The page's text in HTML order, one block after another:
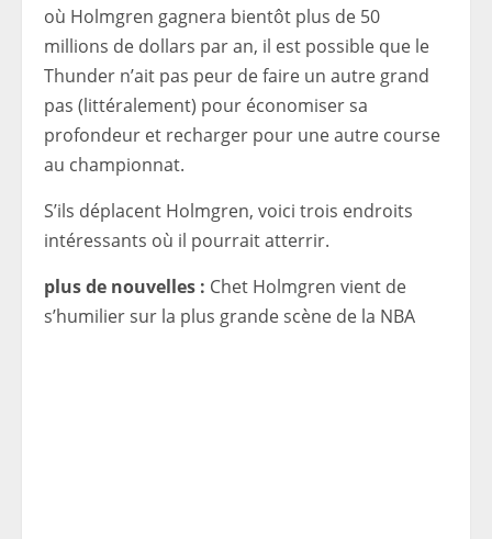
où Holmgren gagnera bientôt plus de 50
millions de dollars par an, il est possible que le
Thunder n’ait pas peur de faire un autre grand
pas (littéralement) pour économiser sa
profondeur et recharger pour une autre course
au championnat.
S’ils déplacent Holmgren, voici trois endroits
intéressants où il pourrait atterrir.
plus de nouvelles : Chet Holmgren vient de
s’humilier sur la plus grande scène de la NBA